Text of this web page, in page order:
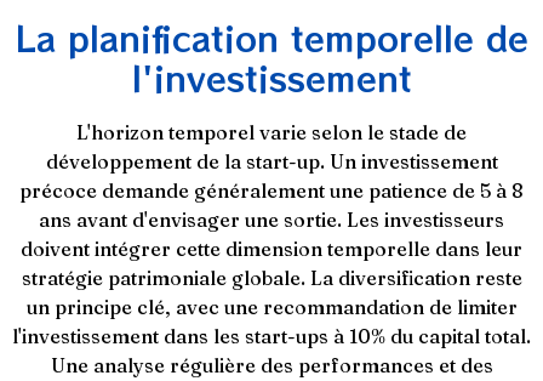
La planification temporelle de
l'investissement
L'horizon temporel varie selon le stade de
développement de la start-up. Un investissement
précoce demande généralement une patience de 5 à 8
ans avant d'envisager une sortie. Les investisseurs
doivent intégrer cette dimension temporelle dans leur
stratégie patrimoniale globale. La diversification reste
un principe clé, avec une recommandation de limiter
l'investissement dans les start-ups à 10% du capital total.
Une analyse régulière des performances et des